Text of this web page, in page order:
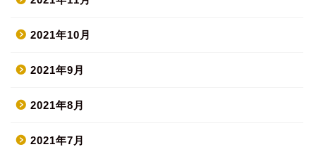
2021年10月
2021年9月
2021年8月
2021年7月